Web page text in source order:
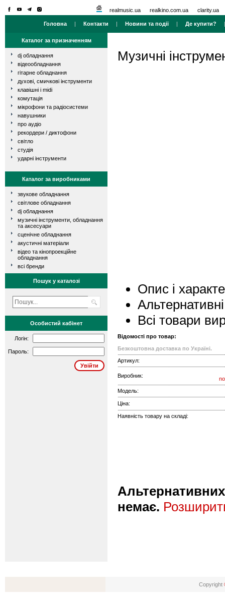
realmusic.ua realkino.com.ua clarity.ua
Головна | Контакти | Новини та події| Де купити?
Каталог за призначенням
dj обладнання
відеообладнання
гітарне обладнання
духові, смичкові інструменти
клавішні і midi
комутація
мікрофони та радіосистеми
навушники
про аудіо
рекордери / диктофони
світло
студія
ударні інструменти
Каталог за виробниками
звукове обладнання
світлове обладнання
dj обладнання
музичні інструменти, обладнання
та аксесуари
сценічне обладнання
акустичні матеріали
відео та кінопроекційне
обладнання
всі бренди
Пошук у каталозі
Особистий кабінет
Логін:
Пароль:
Музичні
Опис і
Всі товари
Відомості про товар:
Безкоштовна доставка по Україні.
Артикул:
Виробник:
Модель:
Ціна:
Наявність товару на складі:
Альтернативних
немає.
Copyright